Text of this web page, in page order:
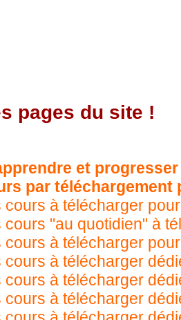
pages du site !
et
par téléchargement
cours à télécharger
cours "au quotidien" à
cours à télécharger
cours à télécharger
cours à télécharger
cours à télécharger